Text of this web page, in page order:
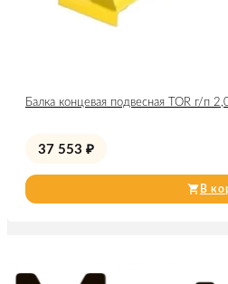
Балка концевая подвесная TOR г/п
37 553 ₽
В